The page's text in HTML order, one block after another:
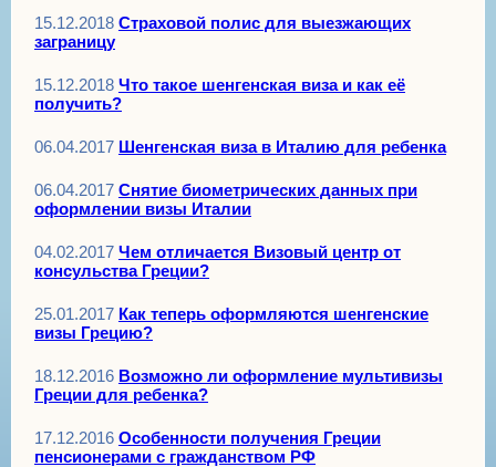
15.12.2018 Страховой полис для выезжающих
заграницу
15.12.2018 Что такое шенгенская виза и как её
получить?
06.04.2017 Шенгенская виза в Италию для ребенка
06.04.2017 Снятие биометрических данных при
оформлении визы Италии
04.02.2017 Чем отличается Визовый центр от
консульства Греции?
25.01.2017 Как теперь оформляются шенгенские
визы Грецию?
18.12.2016 Возможно ли оформление мультивизы
Греции для ребенка?
17.12.2016 Особенности получения Греции
пенсионерами с гражданством РФ